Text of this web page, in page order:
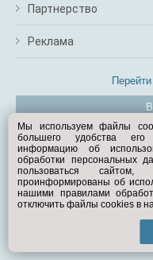
Партнерство
Реклама
©
Мы используем файлы
большего удобства его
информацию об
обработки персональных
пользоваться
проинформированы об
нашими правилами
отключить файлы cookies в